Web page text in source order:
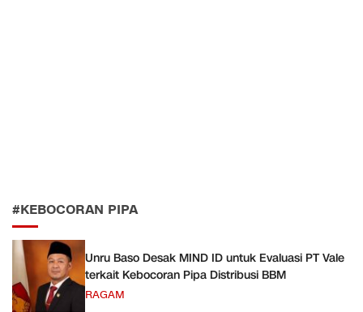
#KEBOCORAN PIPA
Unru Baso Desak MIND ID untuk Evaluasi PT Vale
terkait Kebocoran Pipa Distribusi BBM
RAGAM